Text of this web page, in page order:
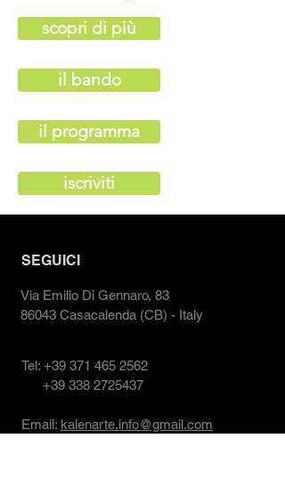
scopri di più
il bando
il programma
iscriviti
SEGUICI
Via Emilio Di Gennaro, 83
86043 Casacalenda (CB) - Italy
Tel: +39 371 465 2562
+39 338 2725437
Email: kalenarte.info@gmail.com